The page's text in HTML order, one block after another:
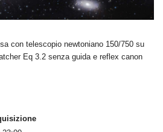
con telescopio newtoniano 150/750 su
Eq 3.2 senza guida e reflex canon